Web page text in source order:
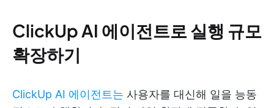
ClickUp AI 에이전트로 실행 규모
확장하기
ClickUp AI 에이전트는 사용자를 대신해 일을 능동